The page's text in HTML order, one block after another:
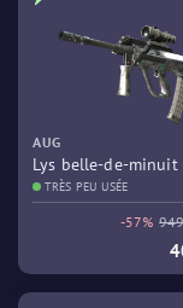
AUG
Lys belle-de-minuit
TRÈS PEU USÉE
-57%